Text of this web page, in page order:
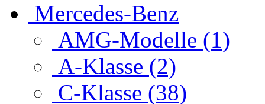
Mercedes-Benz
AMG-Modelle (1)
A-Klasse (2)
C-Klasse (38)